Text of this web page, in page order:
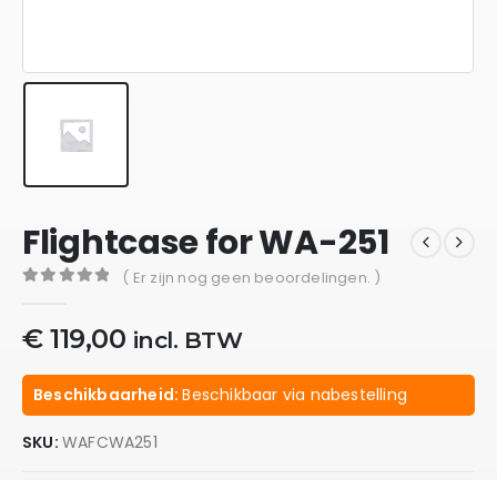
Flightcase for WA-251
( Er zijn nog geen beoordelingen. )
€119,00 incl. BTW
Beschikbaarheid:Beschikbaar via nabestelling
SKU: WAFCWA251